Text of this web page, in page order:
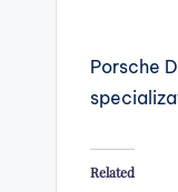
Porsche
Related